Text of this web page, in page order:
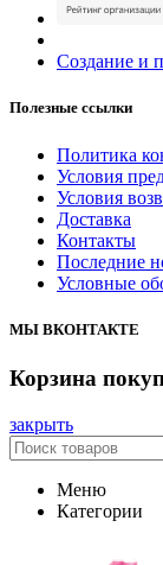
Создание и
Полезные ссылки
Политика
Условия
Условия
Доставка
Контакты
Последние
Условные
МЫ ВКОНТАКТЕ
Корзина
закрыть
Меню
Категории